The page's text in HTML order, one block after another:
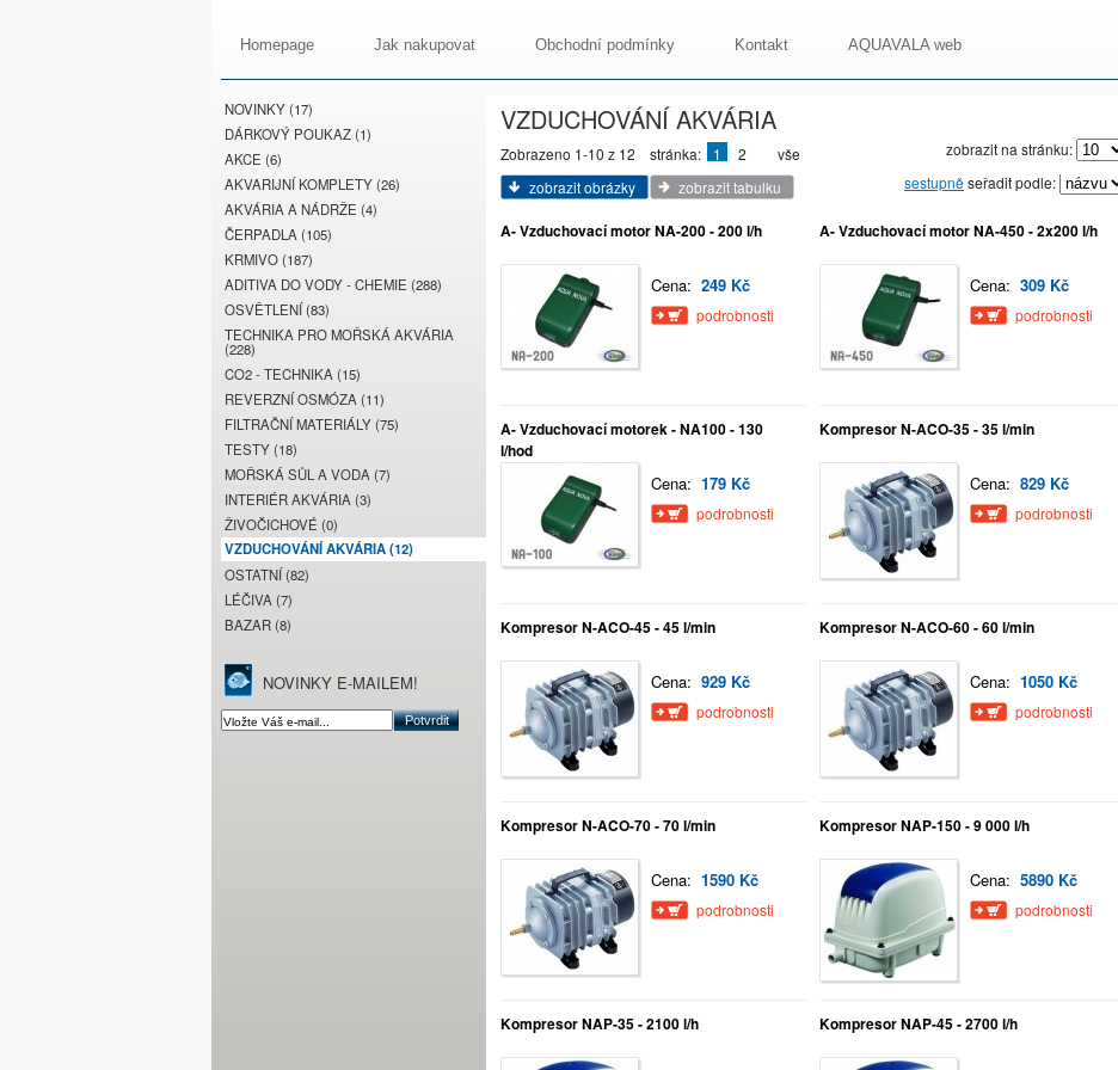
Homepage Jak nakupovat Obchodní podmínky Kontakt AQUAVALA web
NOVINKY (17)
DÁRKOVÝ POUKAZ (1)
AKCE (6)
AKVARIJNÍ KOMPLETY (26)
AKVÁRIA A NÁDRŽE (4)
ČERPADLA (105)
KRMIVO (187)
ADITIVA DO VODY - CHEMIE (288)
OSVĚTLENÍ (83)
TECHNIKA PRO MOŘSKÁ AKVÁRIA
(228)
CO2 - TECHNIKA (15)
REVERZNÍ OSMÓZA (11)
FILTRAČNÍ MATERIÁLY (75)
TESTY (18)
MOŘSKÁ SŮL A VODA (7)
INTERIÉR AKVÁRIA (3)
ŽIVOČICHOVÉ (0)
VZDUCHOVÁNÍ AKVÁRIA (12)
OSTATNÍ (82)
LÉČIVA (7)
BAZAR (8)
NOVINKY E-MAILEM!
VZDUCHOVÁNÍ AKVÁRIA
zobrazit na stránku:
Zobrazeno 1-10 z 12 stránka: 1 2
vše
sestupněseřadit podle:
zobrazit obrázky zobrazit tabulku
A- Vzduchovací motor NA-200 - 200 l/h
Cena: 249 Kč
podrobnosti
A- Vzduchovací motor NA-450 - 2x200 l/h
Cena: 309 Kč
podrobnosti
A- Vzduchovací motorek - NA100 - 130
l/hod
Cena: 179 Kč
podrobnosti
Kompresor N-ACO-35 - 35 l/min
Cena: 829 Kč
podrobnosti
Kompresor N-ACO-45 - 45 l/min
Cena: 929 Kč
podrobnosti
Kompresor N-ACO-60 - 60 l/min
Cena: 1050 Kč
podrobnosti
Kompresor N-ACO-70 - 70 l/min
Cena: 1590 Kč
podrobnosti
Kompresor NAP-150 - 9 000 l/h
Cena: 5890 Kč
podrobnosti
Kompresor NAP-35 - 2100 l/h Kompresor NAP-45 - 2700 l/h